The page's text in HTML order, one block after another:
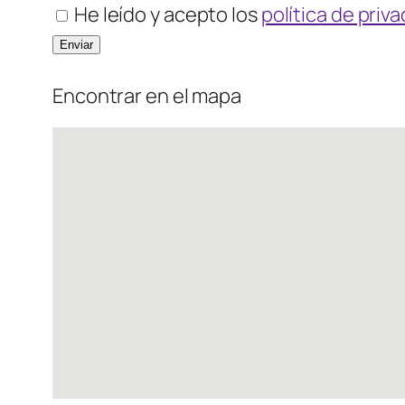
He leído y acepto lospolítica de
Encontrar en el mapa